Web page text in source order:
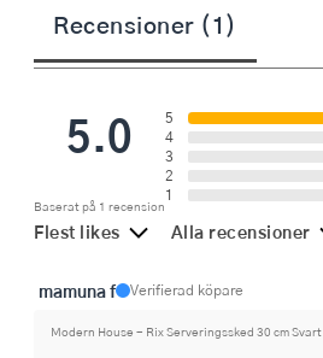
Recensioner (1)
5.0
Baserat på 1 recension
5
4
3
2
1
Flest likes Alla recensioner
mamuna f Verifierad köpare
Modern House - Rix Serveringssked 30 cm Svart